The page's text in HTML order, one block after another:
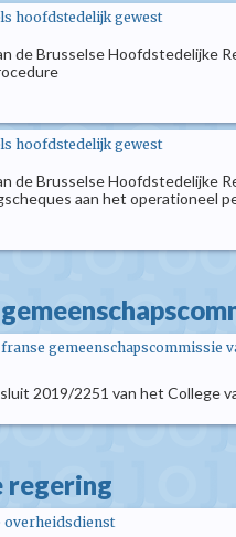
hoofdstedelijk gewest
de Brusselse Hoofdstedelijke
hoofdstedelijk gewest
de Brusselse Hoofdstedelijke
aan het operationeel
franse gemeenschapscommissie
2019/2251 van het College
regering
overheidsdienst